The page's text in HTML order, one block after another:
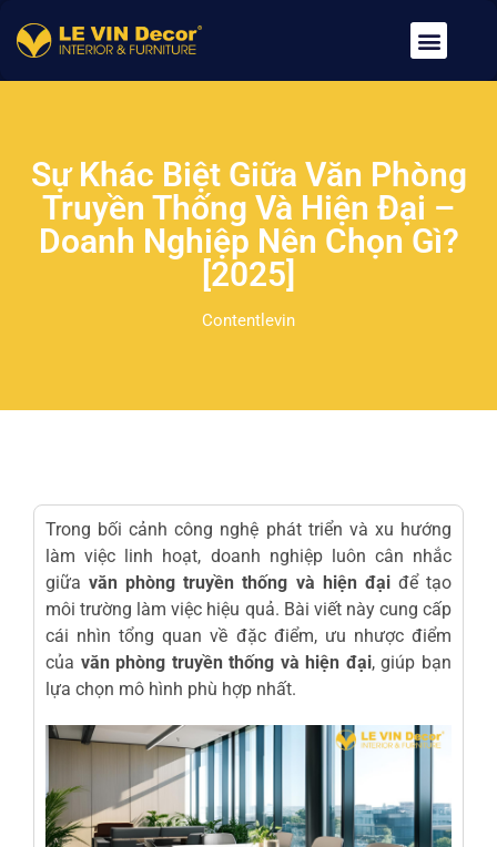
Sự Khác Biệt Giữa Văn Phòng
Truyền Thống Và Hiện Đại –
Doanh Nghiệp Nên Chọn Gì?
[2025]
Contentlevin
Trong bối cảnh công nghệ phát triển và xu hướng
làm việc linh hoạt, doanh nghiệp luôn cân nhắc
giữavăn phòng truyền thống và hiện đạiđể tạo
môi trường làm việc hiệu quả. Bài viết này cung cấp
cái nhìn tổng quan về đặc điểm, ưu nhược điểm
của văn phòng truyền thống và hiện đại, giúp bạn
lựa chọn mô hình phù hợp nhất.